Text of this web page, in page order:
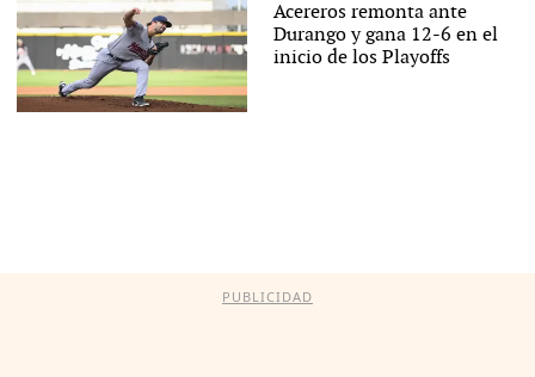
Acereros remonta ante
Durango y gana 12-6 en el
inicio de los Playoffs
PUBLICIDAD